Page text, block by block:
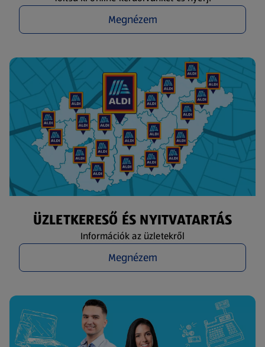
Megnézem
ÜZLETKERESŐ ÉS NYITVATARTÁS
Információk az üzletekről
Megnézem